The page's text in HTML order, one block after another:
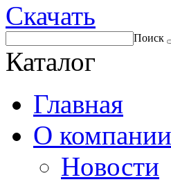
Скачать
Поиск
Каталог
Главная
О компании
Новости